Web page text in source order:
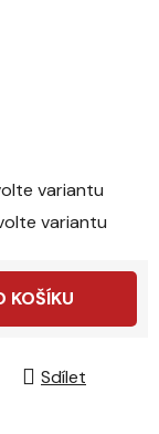
variantu
variantu
KOŠÍKU
Sdílet